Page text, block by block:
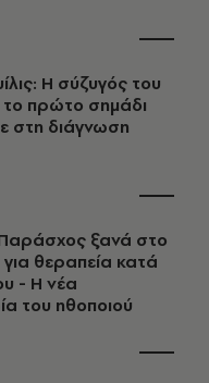
Η σύζυγός του
πρώτο σημάδι
στη διάγνωση
ξανά στο
θεραπεία κατά
- Η νέα
του ηθοποιού